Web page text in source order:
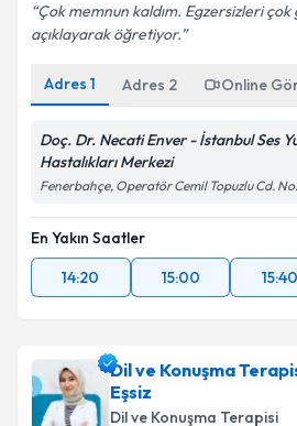
Çok memnun kaldım. Egzersizleri çok
açıklayarak öğretiyor.
Adres 1 Adres 2 Online
Doç. Dr. Necati Enver - İstanbul Ses
Hastalıkları Merkezi
Fenerbahçe, Operatör Cemil Topuzlu Cd.
En Yakın Saatler
14:20
15:00 15:40
Dil ve Konuşma
Eşsiz
Dil ve Konuşma Terapisi